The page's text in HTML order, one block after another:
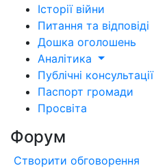
Історії війни
Питання та відповіді
Дошка оголошень
Аналітика
Публічні консультації
Паспорт громади
Просвіта
Форум
Створити обговорення